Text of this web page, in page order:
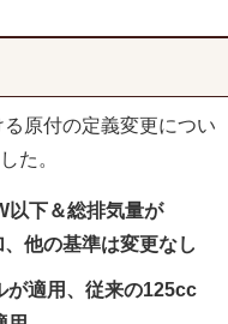
原付の定義変更につい
た。
以下＆総排気量が
他の基準は変更なし
が適用、従来の125cc